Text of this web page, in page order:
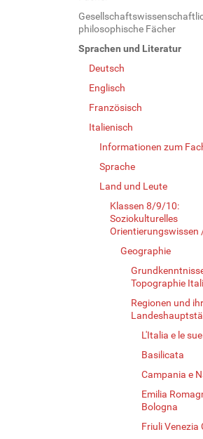
philosophische Fächer
Sprachen und Literatur
Deutsch
Englisch
Französisch
Italienisch
Informationen zum
Sprache
Land und Leute
Klassen 8/9/10:
Soziokulturelles
Orientierungswissen
Geographie
Topographie
Regionen und
L'Italia e le
Basilicata
Campania e
Emilia
Bologna
Friuli Venezia